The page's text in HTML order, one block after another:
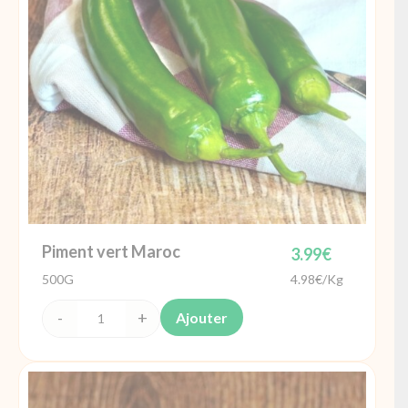
Piment vert Maroc 3.99€
500G 4.98€/Kg
quantité
Piment
Ajouter